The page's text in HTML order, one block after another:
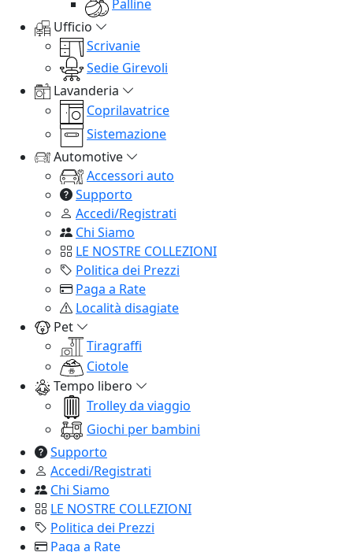
Palline
Ufficio
Scrivanie
Sedie Girevoli
Lavanderia
Coprilavatrice
Sistemazione
Automotive
Accessori auto
Supporto
Accedi/Registrati
Chi Siamo
LE NOSTRE COLLEZIONI
Politica dei Prezzi
Paga a Rate
Località disagiate
Pet
Tiragraffi
Ciotole
Tempo libero
Trolley da viaggio
Giochi per bambini
Supporto
Accedi/Registrati
Chi Siamo
LE NOSTRE COLLEZIONI
Politica dei Prezzi
Paga a Rate